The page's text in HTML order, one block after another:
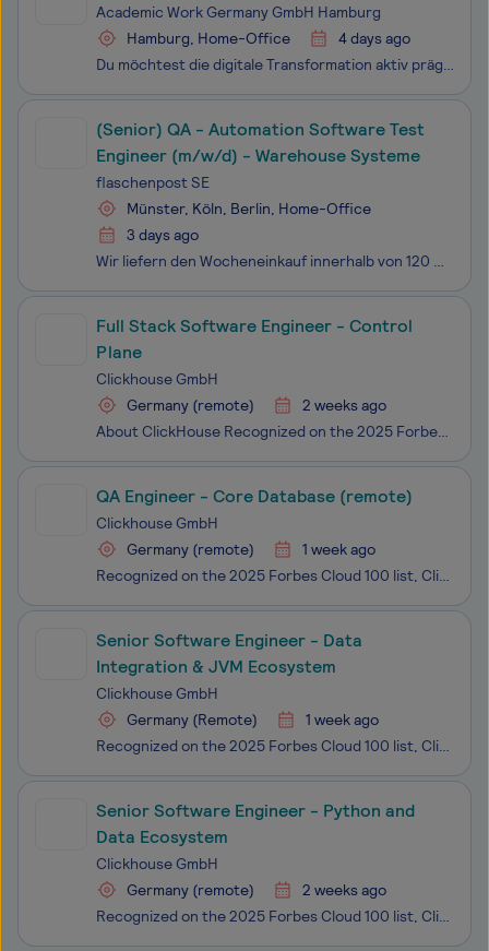
Academic Work Germany GmbH Hamburg
Hamburg, Home-Office
4 days ago
Du möchtest die digitale Transformation aktiv prägen? Im Rahmen einer groß angelegten Migration von Dynamics AX auf D365 F&O suchen wir dich als ERP Software Engineer (m/w/d), um hochkomplexe Warehouse-Systeme und Schnittstellen auf ein neues Level zu heben! Jetzt bewerben und auch rem
(Senior) QA - Automation Software Test
Engineer (m/w/d) - Warehouse Systeme
flaschenpost SE
Münster, Köln, Berlin, Home-Office
3 days ago
Wir liefern den Wocheneinkauf innerhalb von 120 Minuten zu unseren Kund:innen. Gemeinsam mit über 20.000 Kolleg:innen schaffen wir es, eine komplette Branche neu zu erfinden. Seit unserer Gründung im Jahr 2016 sind wir mittlerweile als Sofortlieferdienst für Getränke und Lebensmittel in nahezu allen
Full Stack Software Engineer - Control
Plane
Clickhouse GmbH
Germany (remote)
2 weeks ago
About ClickHouse Recognized on the 2025 Forbes Cloud 100 list, ClickHouse is one of the most innovative and fast-growing private cloud companies. With more than 3,000 customers and ARR that has grown over 250 percent year over year, ClickHouse leads the market in real-time analytics, data warehousin
QA Engineer - Core Database (remote)
Clickhouse GmbH
Germany (remote)
1 week ago
Recognized on the 2025 Forbes Cloud 100 list, ClickHouse is one of the most innovative and fast-growing private cloud companies. With more than 3,000 customers and ARR that has grown over 250 percent year over year, ClickHouse leads the market in real-time analytics, data warehousing, observability,
Senior Software Engineer - Data
Integration & JVM Ecosystem
Clickhouse GmbH
Germany (Remote)
1 week ago
Recognized on the 2025 Forbes Cloud 100 list, ClickHouse is one of the most innovative and fast-growing private cloud companies. With more than 3,000 customers and ARR that has grown over 250 percent year over year, ClickHouse leads the market in real-time analytics, data warehousing, observability,
Senior Software Engineer - Python and
Data Ecosystem
Clickhouse GmbH
Germany (remote)
2 weeks ago
Recognized on the 2025 Forbes Cloud 100 list, ClickHouse is one of the most innovative and fast-growing private cloud companies. With more than 3,000 customers and ARR that has grown over 250 percent year over year, ClickHouse leads the market in real-time analytics, data warehousing, observability,